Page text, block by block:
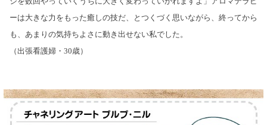
ーは大きな力をもった癒しの技だ、とつくづく思いながら、終ってから
も、あまりの気持ちよさに動き出せない私でした。
（出張看護婦・30歳）